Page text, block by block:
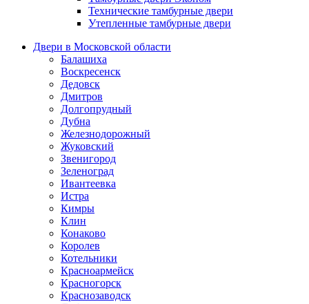
Технические тамбурные двери
Утепленные тамбурные двери
Двери в Московской области
Балашиха
Воскресенск
Дедовск
Дмитров
Долгопрудный
Дубна
Железнодорожный
Жуковский
Звенигород
Зеленоград
Ивантеевка
Истра
Кимры
Клин
Конаково
Королев
Котельники
Красноармейск
Красногорск
Краснозаводск